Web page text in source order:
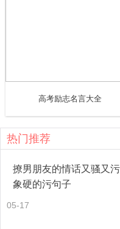
高考励志名言大全
热门推荐
撩男朋友的情话又骚又
象硬的污句子
05-17